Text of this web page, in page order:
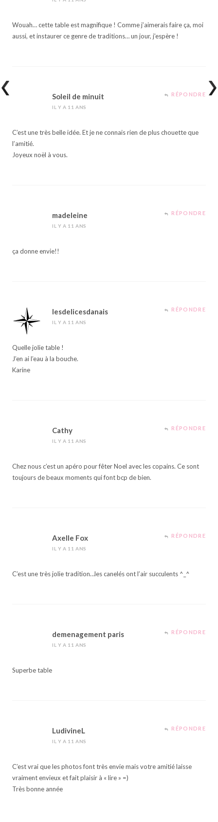
Wouah… cette table est magnifique ! Comme j’aimerais faire ça, moi
aussi, et instaurer ce genre de traditions… un jour, j’espère !
Soleil de minuit
IL Y A 11 ANS
RÉPONDRE
C’est une très belle idée. Et je ne connais rien de plus chouette que
l’amitié.
Joyeux noël à vous.
madeleine
IL Y A 11 ANS
RÉPONDRE
ça donne envie!!
lesdelicesdanais
IL Y A 11 ANS
RÉPONDRE
Quelle jolie table !
J’en ai l’eau à la bouche.
Karine
Cathy
IL Y A 11 ANS
RÉPONDRE
Chez nous c’est un apéro pour fêter Noel avec les copains. Ce sont
toujours de beaux moments qui font bcp de bien.
Axelle Fox
IL Y A 11 ANS
RÉPONDRE
C’est une très jolie tradition…les canelés ont l’air succulents ^_^
demenagement paris
IL Y A 11 ANS
RÉPONDRE
Superbe table
LudivineL
IL Y A 11 ANS
RÉPONDRE
C’est vrai que les photos font très envie mais votre amitié laisse
vraiment envieux et fait plaisir à « lire » =)
Très bonne année